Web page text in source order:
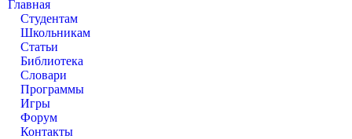
Главная
Студентам
Школьникам
Статьи
Библиотека
Словари
Программы
Игры
Форум
Контакты